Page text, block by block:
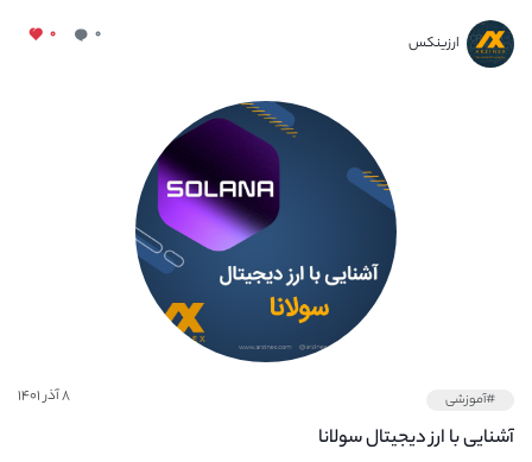
ارزینکس ۰ ۰
#آموزشی ۸ آذر ۱۴۰۱
آشنایی با ارز دیجیتال سولانا